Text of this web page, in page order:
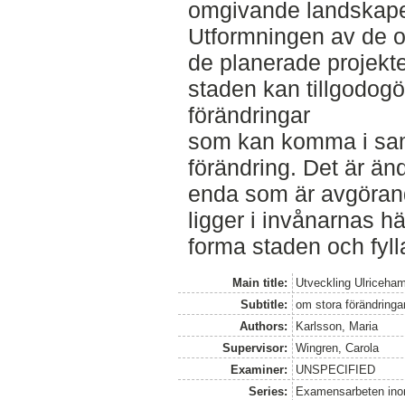
omgivande
Utformningen av de
de planerade
staden kan
förändringar
som kan komma i
förändring. Det är
enda som är
ligger i invånarnas
forma staden och
Main title:
Utveckling
Subtitle:
om stora
Authors:
Karlsson, Maria
Supervisor:
Wingren, Carola
Examiner:
UNSPECIFIED
Series:
Examensarbeten